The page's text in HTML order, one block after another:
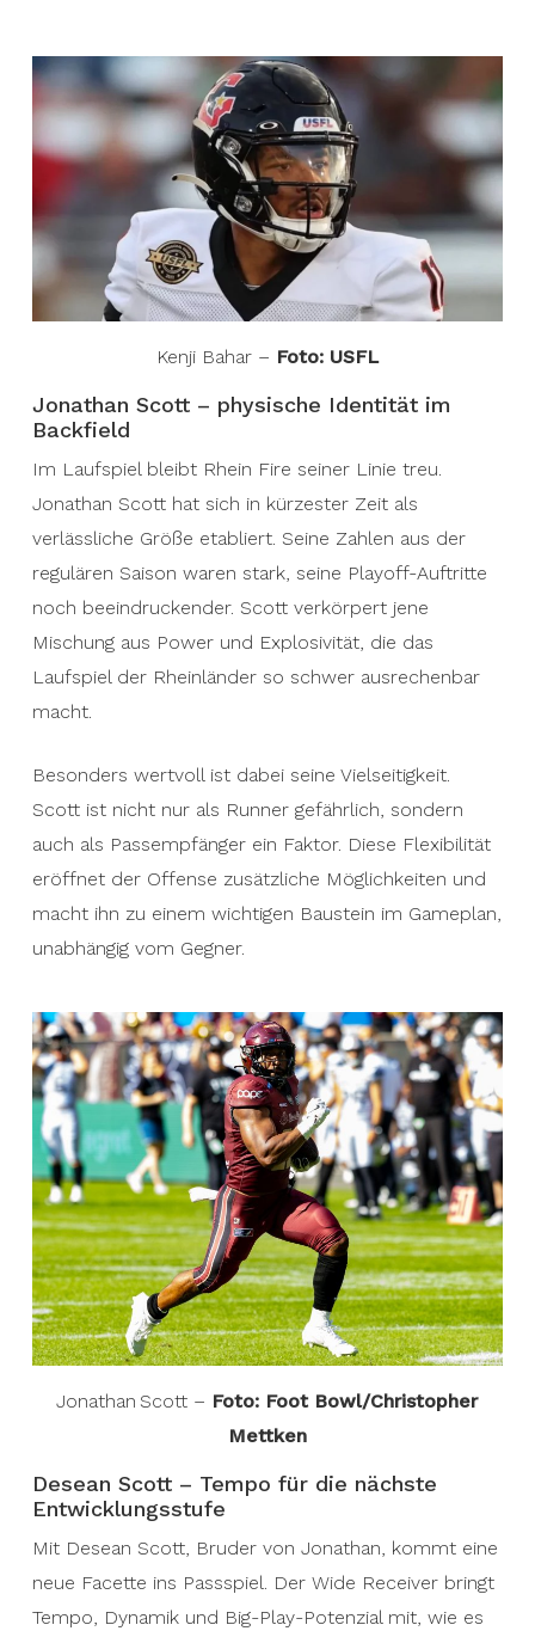
Kenji Bahar – Foto: USFL
Jonathan Scott – physische Identität im
Backfield
Im Laufspiel bleibt Rhein Fire seiner Linie treu.
Jonathan Scott hat sich in kürzester Zeit als
verlässliche Größe etabliert. Seine Zahlen aus der
regulären Saison waren stark, seine Playoff-Auftritte
noch beeindruckender. Scott verkörpert jene
Mischung aus Power und Explosivität, die das
Laufspiel der Rheinländer so schwer ausrechenbar
macht.
Besonders wertvoll ist dabei seine Vielseitigkeit.
Scott ist nicht nur als Runner gefährlich, sondern
auch als Passempfänger ein Faktor. Diese Flexibilität
eröffnet der Offense zusätzliche Möglichkeiten und
macht ihn zu einem wichtigen Baustein im Gameplan,
unabhängig vom Gegner.
Jonathan Scott – Foto: Foot Bowl/Christopher
Mettken
Desean Scott – Tempo für die nächste
Entwicklungsstufe
Mit Desean Scott, Bruder von Jonathan, kommt eine
neue Facette ins Passspiel. Der Wide Receiver bringt
Tempo, Dynamik und Big-Play-Potenzial mit, wie es